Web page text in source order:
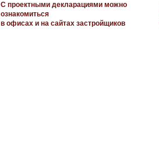
С проектными декларациями можно
ознакомиться
в офисах и на сайтах застройщиков